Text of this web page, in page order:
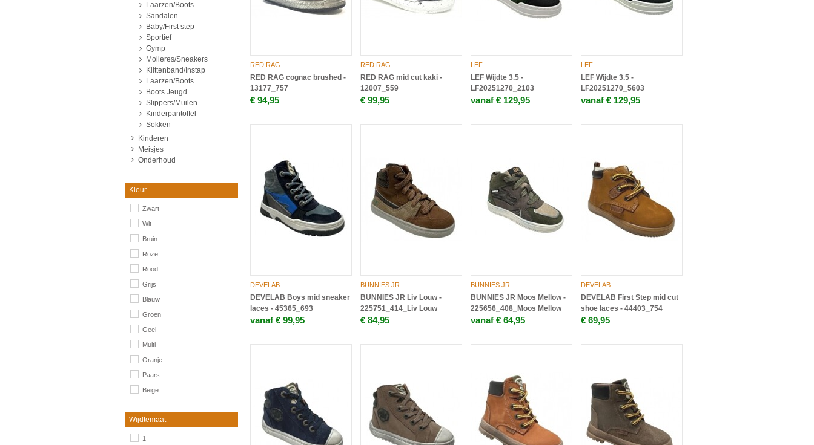
Laarzen/Boots
Sandalen
Baby/First step
Sportief
Gymp
Molieres/Sneakers
Klittenband/Instap
Laarzen/Boots
Boots Jeugd
Slippers/Muilen
Kinderpantoffel
Sokken
Kinderen
Meisjes
Onderhoud
Kleur
Zwart
Wit
Bruin
Roze
Rood
Grijs
Blauw
Groen
Geel
Multi
Oranje
Paars
Beige
Wijdtemaat
1
RED RAG
RED RAG cognac brushed -
13177_757
€ 94,95
RED RAG
RED RAG mid cut kaki -
12007_559
€ 99,95
LEF
LEF Wijdte 3.5 -
LF20251270_2103
vanaf € 129,95
LEF
LEF Wijdte 3.5 -
LF20251270_5603
vanaf € 129,95
DEVELAB
DEVELAB Boys mid sneaker
laces - 45365_693
vanaf € 99,95
BUNNIES JR
BUNNIES JR Liv Louw -
225751_414_Liv Louw
€ 84,95
BUNNIES JR
BUNNIES JR Moos Mellow -
225656_408_Moos Mellow
vanaf € 64,95
DEVELAB
DEVELAB First Step mid cut
shoe laces - 44403_754
€ 69,95